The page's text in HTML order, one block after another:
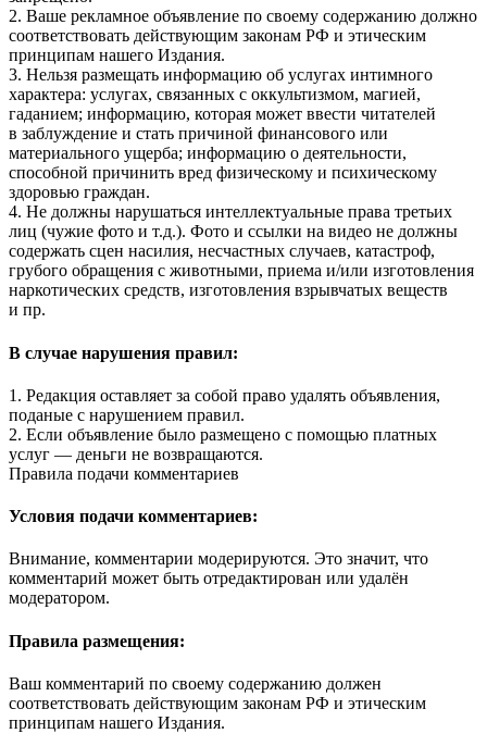
2. Ваше рекламное объявление по своему содержанию должно
соответствовать действующим законам РФ и этическим
принципам нашего Издания.
3. Нельзя размещать информацию об услугах интимного
характера: услугах, связанных с оккультизмом, магией,
гаданием; информацию, которая может ввести читателей
в заблуждение и стать причиной финансового или
материального ущерба; информацию о деятельности,
способной причинить вред физическому и психическому
здоровью граждан.
4. Не должны нарушаться интеллектуальные права третьих
лиц (чужие фото и т.д.). Фото и ссылки на видео не должны
содержать сцен насилия, несчастных случаев, катастроф,
грубого обращения с животными, приема и/или изготовления
наркотических средств, изготовления взрывчатых веществ
и пр.
В случае нарушения правил:
1. Редакция оставляет за собой право удалять объявления,
поданые с нарушением правил.
2. Если объявление было размещено с помощью платных
услуг — деньги не возвращаются.
Правила подачи комментариев
Условия подачи комментариев:
Внимание, комментарии модерируются. Это значит, что
комментарий может быть отредактирован или удалён
модератором.
Правила размещения:
Ваш комментарий по своему содержанию должен
соответствовать действующим законам РФ и этическим
принципам нашего Издания.